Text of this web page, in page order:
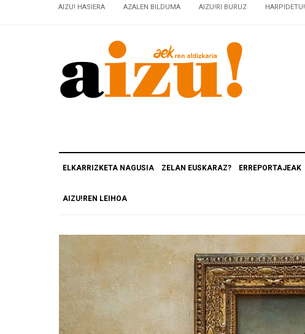
AIZU! HASIERA AZALEN BILDUMA AIZU!RI BURUZ HARPIDETU!
ELKARRIZKETA NAGUSIA ZELAN EUSKARAZ? ERREPORTAJEAK
AIZU!REN LEIHOA